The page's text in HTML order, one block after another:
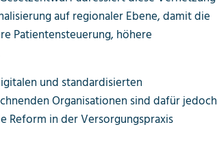
auf regionaler Ebene, damit die
Patientensteuerung, höhere
und standardisierten
Organisationen sind dafür jedoch
Reform in der Versorgungspraxis